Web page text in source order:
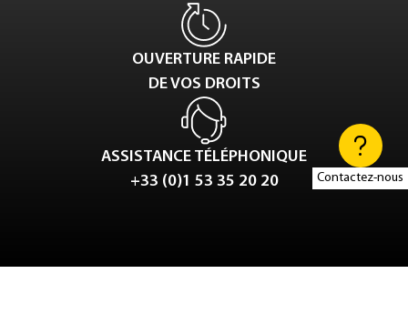
Contactez-nous
OUVERTURE RAPIDE
DE VOS DROITS
ASSISTANCE TÉLÉPHONIQUE
+33 (0)1 53 35 20 20